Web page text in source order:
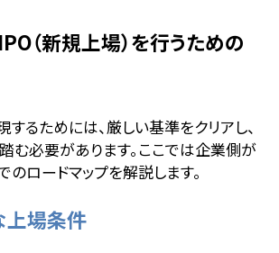
（新規上場）を行うための
るためには、厳しい基準をクリアし、
む必要があります。ここでは企業側が
ロードマップを解説します。
上場条件